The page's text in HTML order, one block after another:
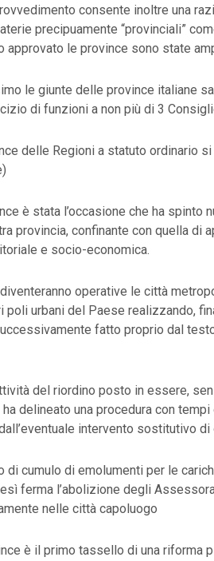
consente inoltre una
precipuamente “provinciali”
approvato le province sono state
le giunte delle province italiane
di funzioni a non più di 3
delle Regioni a statuto ordinario
è stata l’occasione che ha spinto
provincia, confinante con quella di
e socio-economica.
diventeranno operative le città
poli urbani del Paese realizzando,
fatto proprio dal
del riordino posto in essere,
delineato una procedura con
intervento sostitutivo
di cumulo di emolumenti per le
ferma l’abolizione degli
nelle città capoluogo
è il primo tassello di una riforma